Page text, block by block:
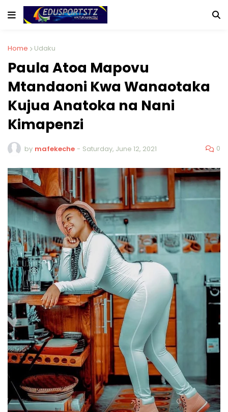
Home Udaku
Paula Atoa Mapovu
Mtandaoni Kwa Wanaotaka
Kujua Anatoka na Nani
Kimapenzi
by mafekeche - Saturday, June 12, 2021 0